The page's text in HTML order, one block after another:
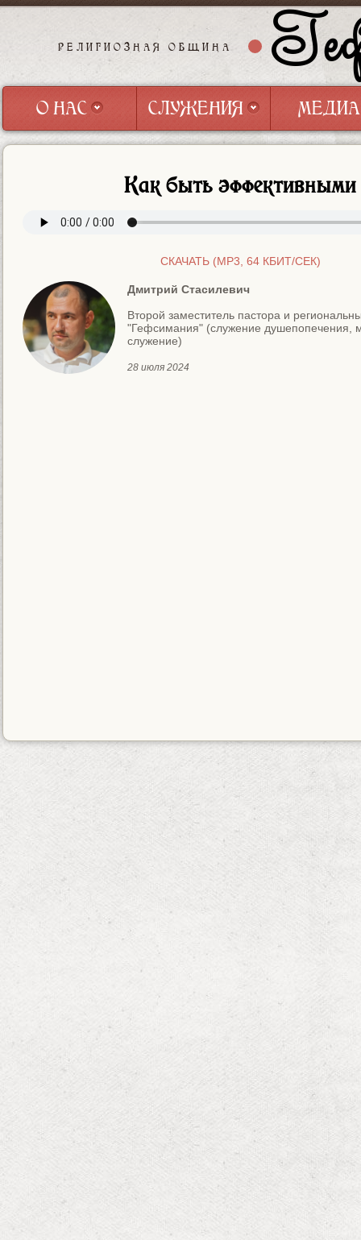
РЕЛИГИОЗНАЯ ОБЩИНА
О НАС
СЛУЖЕНИЯ
СЛУЖЕНИЯ
МЕДИА
МЕДИА
Как быть эффективными
СКАЧАТЬ (MP3, 64 КБИТ/СЕК)
Дмитрий Стасилевич
Второй заместитель пастора и
"Гефсимания" (служение душепопечения,
служение)
28 июля 2024